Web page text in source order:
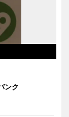
ンク